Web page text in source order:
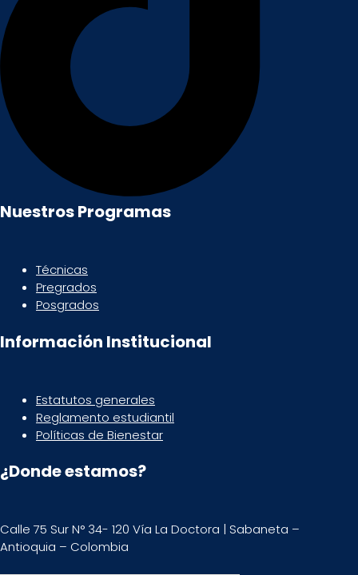
Nuestros Programas
Técnicas
Pregrados
Posgrados
Información Institucional
Estatutos generales
Reglamento estudiantil
Políticas de Bienestar
¿Donde estamos?
Calle 75 Sur N° 34- 120 Vía La Doctora | Sabaneta –
Antioquia – Colombia